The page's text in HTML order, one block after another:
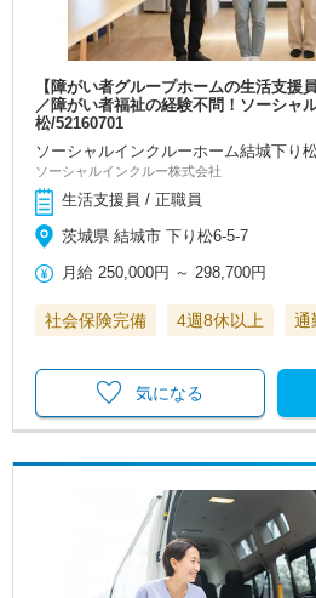
【障がい者グループホームの生活支援
／障がい者福祉の経験不問！ソーシャ
松/52160701
ソーシャルインクルーホーム結城下り
ソーシャルインクルー株式会社
生活支援員 / 正職員
茨城県 結城市 下り松6-5-7
月給 250,000円 ～ 298,700円
社会保険完備 4週8休以上 通
気になる